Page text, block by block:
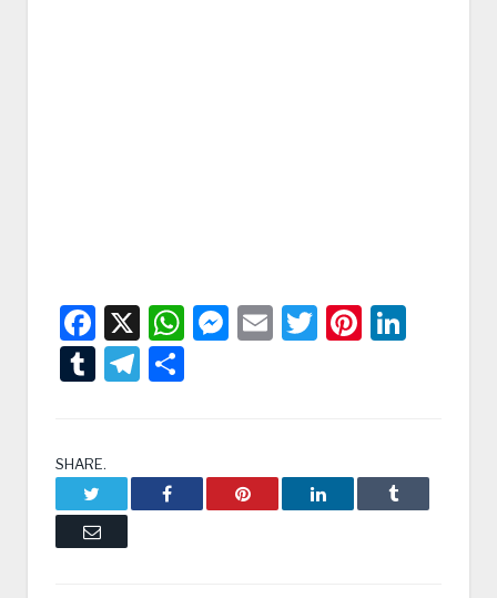
Facebook
X WhatsApp
Messenger
EmailTwitter
TumblrTelegram
SHARE.
Facebook Pinterest LinkedIn Tumblr
Email